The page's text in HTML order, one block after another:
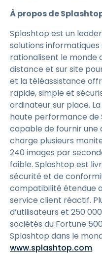
À propos de
Splashtop est un
solutions
rationalisent le monde
distance et sur site
et la téléassistance
rapide, simple et
ordinateur sur place.
haute performance de
capable de fournir une
charge plusieurs
240 images par
faible. Splashtop est
sécurité et de
compatibilité étendue
service client réactif.
d’utilisateurs et 250
sociétés du Fortune
Splashtop dans le
www.splashtop.com.